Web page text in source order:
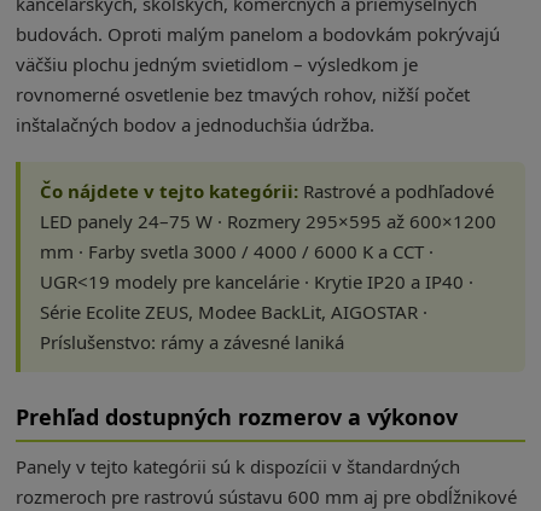
budovách. Oproti malým panelom a bodovkám pokrývajú
väčšiu plochu jedným svietidlom – výsledkom je
rovnomerné osvetlenie bez tmavých rohov, nižší počet
inštalačných bodov a jednoduchšia údržba.
Čo nájdete v tejto kategórii: Rastrové a podhľadové
LED panely 24–75 W · Rozmery 295×595 až 600×1200
mm · Farby svetla 3000 / 4000 / 6000 K a CCT ·
UGR<19 modely pre kancelárie · Krytie IP20 a IP40 ·
Série Ecolite ZEUS, Modee BackLit, AIGOSTAR ·
Príslušenstvo: rámy a závesné laniká
Prehľad dostupných rozmerov a výkonov
Panely v tejto kategórii sú k dispozícii v štandardných
rozmeroch pre rastrovú sústavu 600 mm aj pre obdĺžnikové